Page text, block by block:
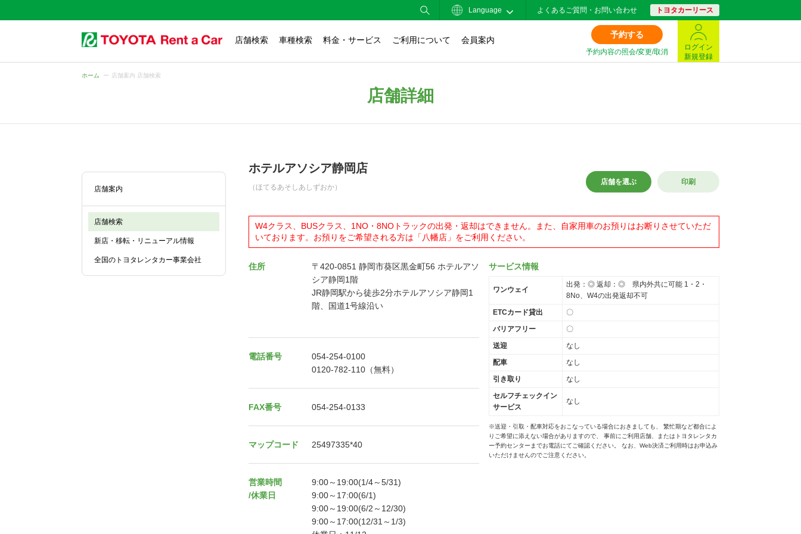
Language よくあるご質問・お問い合わせ トヨタカーリース
店舗検索 車種検索 料金・サービス ご利用について 会員案内
予約する
予約内容の照会/変更/取消
ログイン
新規登録
ホーム 店舗案内 店舗検索
店舗詳細
店舗案内
店舗検索
新店・移転・リニューアル情報
全国のトヨタレンタカー事業会社
ホテルアソシア静岡店
（ほてるあそしあしずおか）
店舗を選ぶ 印刷
W4クラス、BUSクラス、1NO・8NOトラックの出発・返却はできません。また、自家用車のお預りはお断りさせていただ
いております。お預りをご希望される方は「八幡店」をご利用ください。
住所
〒420-0851 静岡市葵区黒金町56 ホテルアソ
シア静岡1階
JR静岡駅から徒歩2分ホテルアソシア静岡1
階、国道1号線沿い
電話番号
054-254-0100
0120-782-110（無料）
FAX番号 054-254-0133
マップコード 25497335*40
営業時間
/休業日
9:00～19:00(1/4～5/31)
9:00～17:00(6/1)
9:00～19:00(6/2～12/30)
9:00～17:00(12/31～1/3)
サービス情報
ワンウェイ
出発：◎ 返却：◎ 県内外共に可能 1・2・
8No、W4の出発返却不可
ETCカード貸出
〇
バリアフリー
〇
送迎
なし
配車
なし
引き取り
なし
セルフチェックイン
サービス
なし
※送迎・引取・配車対応をおこなっている場合におきましても、 繁忙期など都合によ
りご希望に添えない場合がありますので、 事前にご利用店舗、またはトヨタレンタカ
ー予約センターまでお電話にてご確認ください。 なお、Web決済ご利用時はお申込み
いただけませんのでご注意ください。